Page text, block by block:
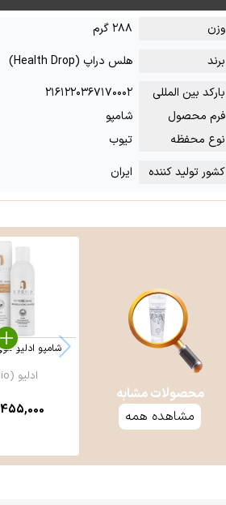
وزن ۲۸۸ گرم
برند
هلس دراپ (Health Drop)
بارکد بین المللی
۲۱۶۱۲۲۰۳۶۷۱۷۰۰۰۲
فرم محصول
شامپو
نوع محفظه
تیوب
کشور تولید کننده
ایران
محصولات مشابه
مشاهده همه
شامپو ادلیو
ادلیو (Adelio)
455,000